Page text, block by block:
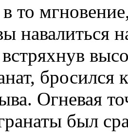
то
навалиться
Огневая
был